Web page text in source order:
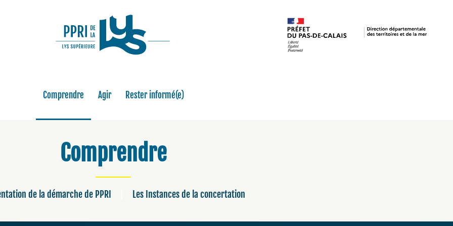
Comprendre Agir Rester informé(e)
Comprendre
de la démarche de PPRI Les Instances de la concertation